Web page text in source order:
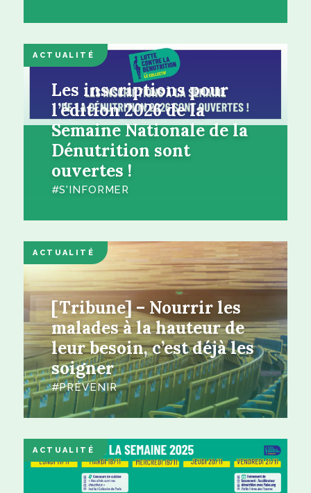
ACTUALITÉ
Les inscriptions pour
l’édition 2026 de la
Semaine Nationale de la
Dénutrition sont
ouvertes !
S'INFORMER
ACTUALITÉ
[Tribune] – Nourrir les
malades à la hauteur de
leur besoin, c’est déjà les
soigner
PRÉVENIR
ACTUALITÉ